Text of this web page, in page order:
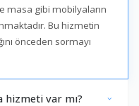
masa gibi mobilyaların
Bu hizmetin
önceden sormayı
hizmeti var mı?